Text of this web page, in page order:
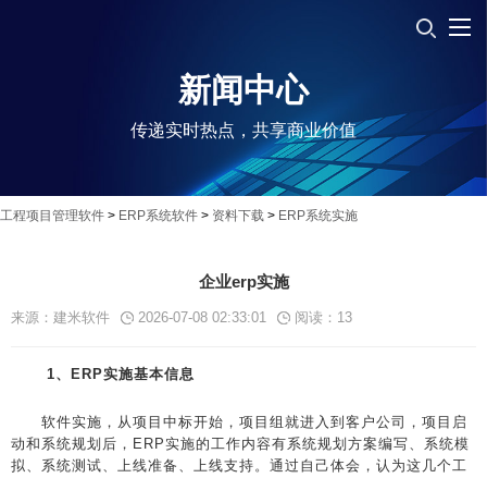
新闻中心
传递实时热点，共享商业价值
工程项目管理软件 > ERP系统软件 > 资料下载 > ERP系统实施
企业erp实施
来源：建米软件 2026-07-08 02:33:01 阅读： 13
1、ERP实施基本信息
软件实施，从项目中标开始，项目组就进入到客户公司，项目启
动和系统规划后，ERP实施的工作内容有系统规划方案编写、系统模
拟、系统测试、上线准备、上线支持。通过自己体会，认为这几个工